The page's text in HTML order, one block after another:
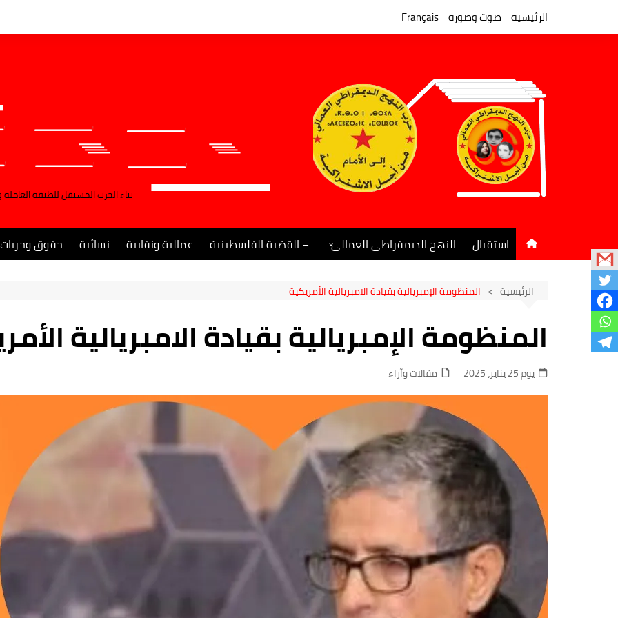
الرئيسية صوت وصورة Français
بناء الحزب المستقل للطبقة
استقبال النهج الديمقراطي العمالي
جريدة النهج الديمقراطي
– القضية الفلسطينية عمالية ونقابية نسائية حقوق وحريات
الرئيسية المنظومة الإمبريالية بقيادة الامبريالية الأمريكية
المنظومة الإمبريالية بقيادة الامبريالية
يوم 25 يناير، 2025 مقالات وآراء